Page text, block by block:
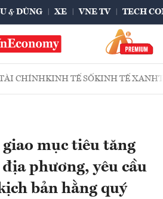
& DÙNG XE VNE TV TECH
CHÍNHKINH TẾ SỐKINH TẾ XANH
mục tiêu tăng
phương, yêu cầu
bản hằng quý